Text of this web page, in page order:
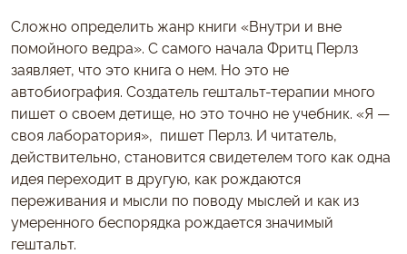
Сложно определить жанр книги «Внутри и вне
помойного ведра». С самого начала Фритц Перлз
заявляет, что это книга о нем. Но это не
автобиография. Создатель гештальт-терапии много
пишет о своем детище, но это точно не учебник. «Я —
своя лаборатория», пишет Перлз. И читатель,
действительно, становится свидетелем того как одна
идея переходит в другую, как рождаются
переживания и мысли по поводу мыслей и как из
умеренного беспорядка рождается значимый
гештальт.